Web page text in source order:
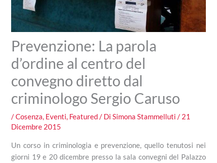
Prevenzione: La parola
d’ordine al centro del
convegno diretto dal
criminologo Sergio Caruso
/Cosenza Eventi Featured / Di Simona Stammelluti / 21
Dicembre 2015
Un corso in criminologia e prevenzione, quello tenutosi nei
giorni 19 e 20 dicembre presso la sala convegni del Palazzo